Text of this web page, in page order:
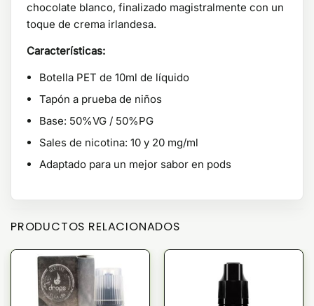
chocolate blanco, finalizado magistralmente con un
toque de crema irlandesa.
Características:
Botella PET de 10ml de líquido
Tapón a prueba de niños
Base: 50%VG / 50%PG
Sales de nicotina: 10 y 20 mg/ml
Adaptado para un mejor sabor en pods
PRODUCTOS RELACIONADOS